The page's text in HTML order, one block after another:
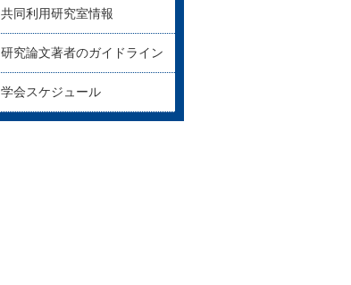
共同利用研究室情報
研究論文著者のガイドライン
学会スケジュール